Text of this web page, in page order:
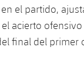
el partido,
acierto
final del primer